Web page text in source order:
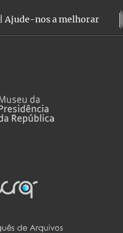
|Ajude-nos a melhorar